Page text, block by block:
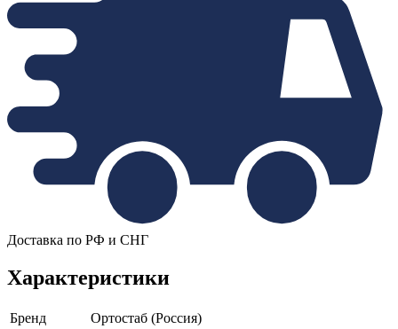
Доставка по РФ и СНГ
Характеристики
Бренд
Ортостаб (Россия)